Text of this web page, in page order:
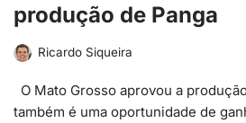
produção de Panga
Ricardo Siqueira
O Mato Grosso aprovou a
também é uma oportunidade de